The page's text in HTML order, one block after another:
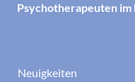
Psychotherapeuten im
Neuigkeiten